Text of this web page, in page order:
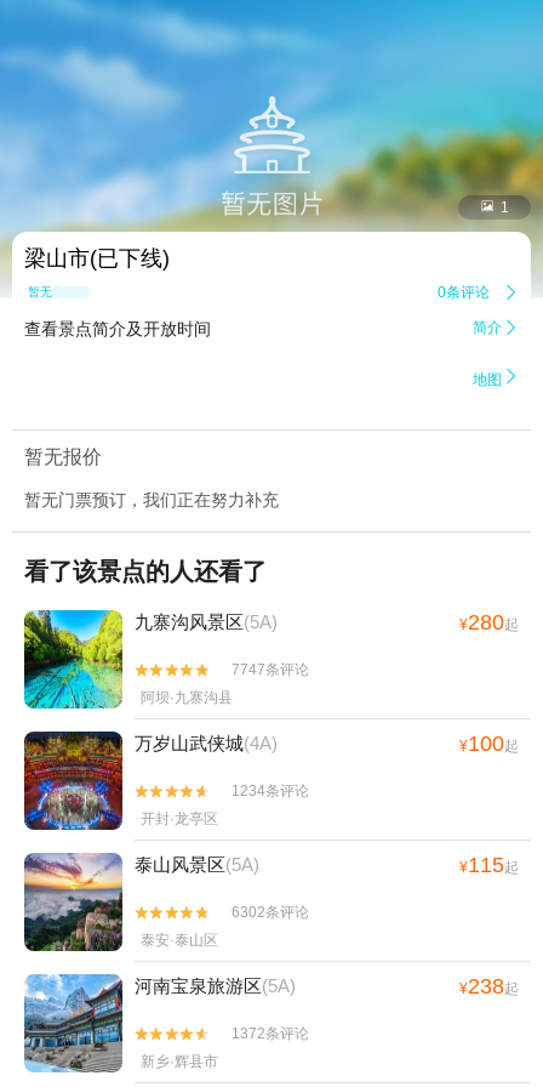
 1
梁山市(已下线)
暂无点评 0条评论 
查看景点简介及开放时间 简介 
地图 
暂无报价
暂无门票预订，我们正在努力补充
看了该景点的人还看了
九寨沟风景区(5A) ¥280起


7747条评论
阿坝·九寨沟县
万岁山武侠城(4A) ¥100起


1234条评论
开封·龙亭区
泰山风景区(5A) ¥115起


6302条评论
泰安·泰山区
河南宝泉旅游区(5A) ¥238起


1372条评论
新乡·辉县市